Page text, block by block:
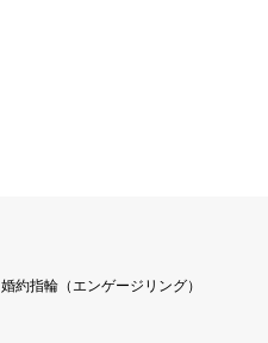
婚約指輪（エンゲージリング）